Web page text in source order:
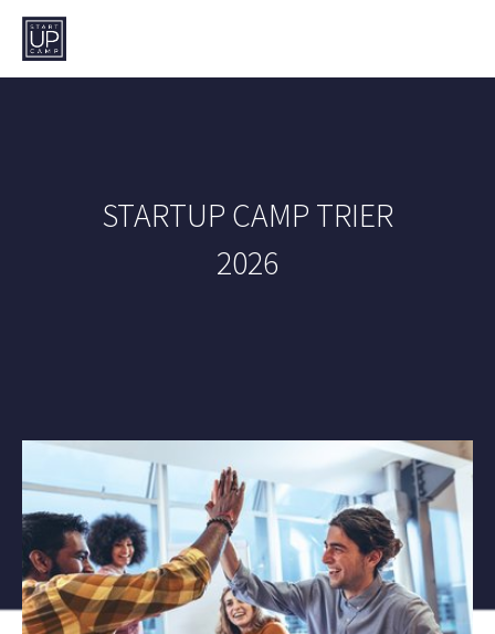
STARTUP CAMP TRIER
2026